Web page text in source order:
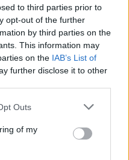
to third parties prior to
opt-out of the further
by third parties on the
This information may
on the IAB’s List of
further disclose it to other
uses one or more Google
You may click to
its third-party tags to
purposes in below Google
Outs
of my
50 /50
2000 /2000
reCAPTCHA, ισχύουν